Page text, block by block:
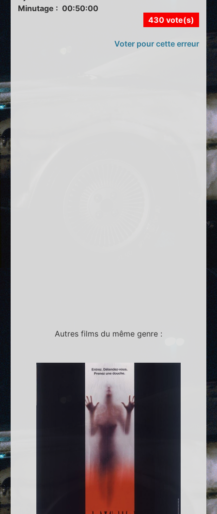
Minutage : 00:50:00
430 vote(s)
Voter pour cette erreur
Autres films du même genre :